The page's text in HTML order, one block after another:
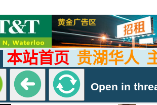
本站首页 贵湖华人
Open in